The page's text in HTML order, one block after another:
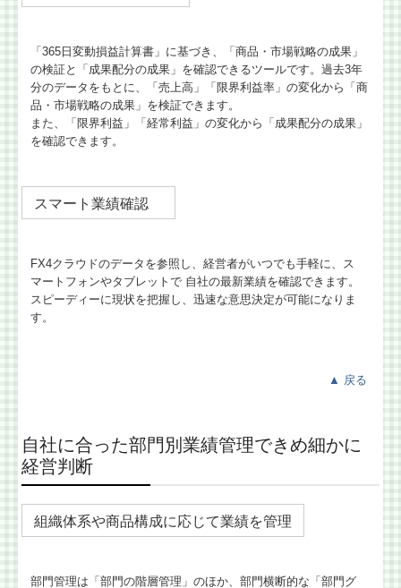
「365⽇変動損益計算書」に基づき、「商品・市場戦略の成果」
の検証と「成果配分の成果」を確認できるツールです。過去3年
分のデータをもとに、「売上⾼」「限界利益率」の変化から「商
品・市場戦略の成果」を検証できます。
また、「限界利益」「経常利益」の変化から「成果配分の成果」
を確認できます。
スマート業績確認
FX4クラウドのデータを参照し、経営者がいつでも手軽に、ス
マートフォンやタブレットで 自社の最新業績を確認できます。
スピーディーに現状を把握し、迅速な意思決定が可能になりま
す。
▲ 戻る
自社に合った部門別業績管理できめ細かに
経営判断
組織体系や商品構成に応じて業績を管理
部門管理は「部門の階層管理」のほか、部門横断的な「部門グ